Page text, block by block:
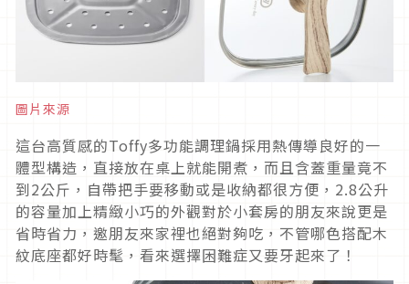
圖片來源
這台高質感的Toffy多功能調理鍋採用熱傳導良好的一
體型構造，直接放在桌上就能開煮，而且含蓋重量竟不
到2公斤，自帶把手要移動或是收納都很方便，2.8公升
的容量加上精緻小巧的外觀對於小套房的朋友來說更是
省時省力，邀朋友來家裡也絕對夠吃，不管哪色搭配木
紋底座都好時髦，看來選擇困難症又要牙起來了！